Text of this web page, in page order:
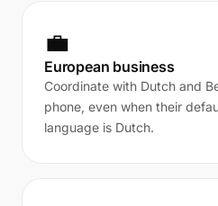
💼
European business
Coordinate with Dutch and
phone, even when their
language is Dutch.